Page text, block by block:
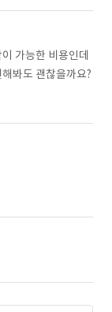
가능한 비용인데
봐도 괜찮을까요?